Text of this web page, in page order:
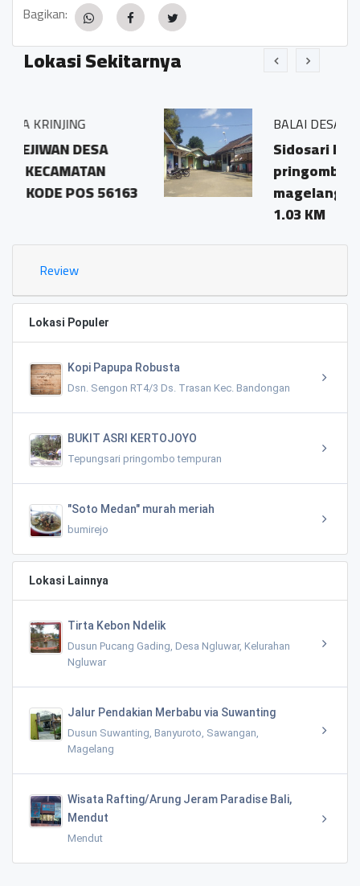
Bagikan:
Lokasi Sekitarnya
56163
BALAI DESA PRINGOMBO
Sidosari Rt/Rw 01/01
pringombo tempuran
magelang.56161
Review
Lokasi Populer
Kopi Papupa Robusta
Dsn. Sengon RT4/3 Ds. Trasan Kec. Bandongan
BUKIT ASRI KERTOJOYO
Tepungsari pringombo tempuran
"Soto Medan" murah meriah
bumirejo
Lokasi Lainnya
Tirta Kebon Ndelik
Dusun Pucang Gading, Desa Ngluwar, Kelurahan
Ngluwar
Jalur Pendakian Merbabu via Suwanting
Dusun Suwanting, Banyuroto, Sawangan,
Magelang
Wisata Rafting/Arung Jeram Paradise Bali,
Mendut
Mendut